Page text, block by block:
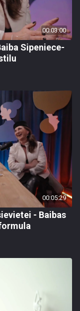
00:03:00
Sipeniece-
00:05:29
- Baibas